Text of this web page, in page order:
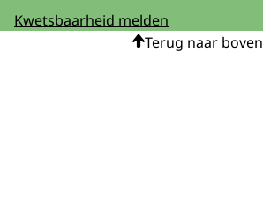
Kwetsbaarheid melden
Terug naar boven